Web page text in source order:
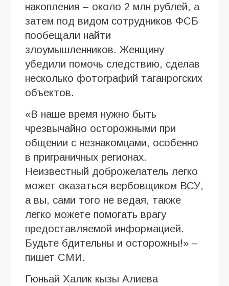
накопления – около 2 млн рублей, а
затем под видом сотрудников ФСБ
пообещали найти
злоумышленников. Женщину
убедили помочь следствию, сделав
несколько фотографий таганрогских
объектов.
«В наше время нужно быть
чрезвычайно осторожными при
общении с незнакомцами, особенно
в приграничных регионах.
Неизвестный доброжелатель легко
может оказаться вербовщиком ВСУ,
а вы, сами того не ведая, также
легко можете помогать врагу
предоставляемой информацией.
Будьте бдительны и осторожны!» –
пишет СМИ.
Гюньай Халик кызы Алиева